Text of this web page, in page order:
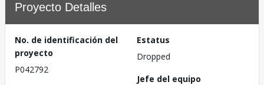
Proyecto Detalles
No. de identificación del
proyecto
P042792
Estatus
Dropped
Jefe del equipo